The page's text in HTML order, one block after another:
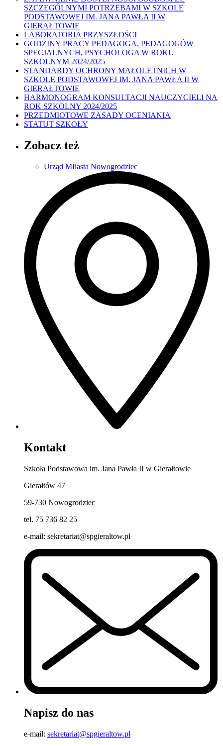
SZCZEGÓLNYMI POTRZEBAMI W SZKOLE
PODSTAWOWEJ IM. JANA PAWŁA II W
GIERAŁTOWIE
LABORATORIA PRZYSZŁOŚCI
GODZINY PRACY PEDAGOGA, PEDAGOGÓW
SPECJALNYCH, PSYCHOLOGA W ROKU
SZKOLNYM 2024/2025
STANDARDY OCHRONY MAŁOLETNICH W
SZKOLE PODSTAWOWEJ IM. JANA PAWŁA II W
GIERAŁTOWIE
HARMONOGRAM KONSULTACJI NAUCZYCIELI NA
ROK SZKOLNY 2024/2025
PRZEDMIOTOWE ZASADY OCENIANIA
STATUT SZKOŁY
Zobacz też
Urząd MIiasta Nowogrodziec
Kontakt
Szkoła Podstawowa im. Jana Pawła II w Gierałtowie
Gierałtów 47
59-730 Nowogrodziec
tel. 75 736 82 25
e-mail: sekretariat@spgieraltow.pl
Napisz do nas
e-mail: sekretariat@spgieraltow.pl